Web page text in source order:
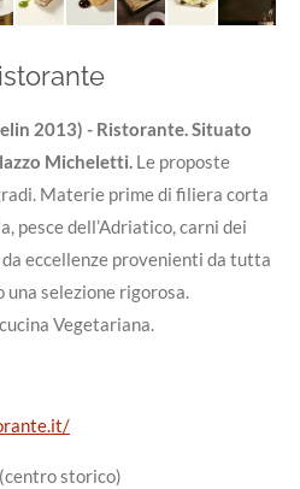
2013) - Ristorante. Situato
Micheletti. Le proposte
Materie prime di filiera corta
pesce dell’Adriatico, carni dei
eccellenze provenienti da tutta
una selezione rigorosa.
Vegetariana.
(centro storico)